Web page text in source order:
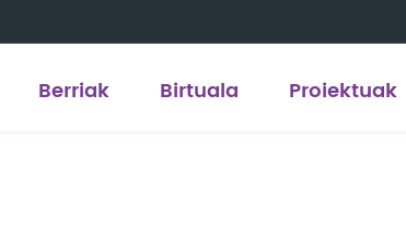
Berriak Birtuala Proiektuak